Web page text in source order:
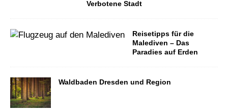
Verbotene Stadt
Reisetipps für die
Malediven – Das
Paradies auf Erden
Waldbaden Dresden und Region